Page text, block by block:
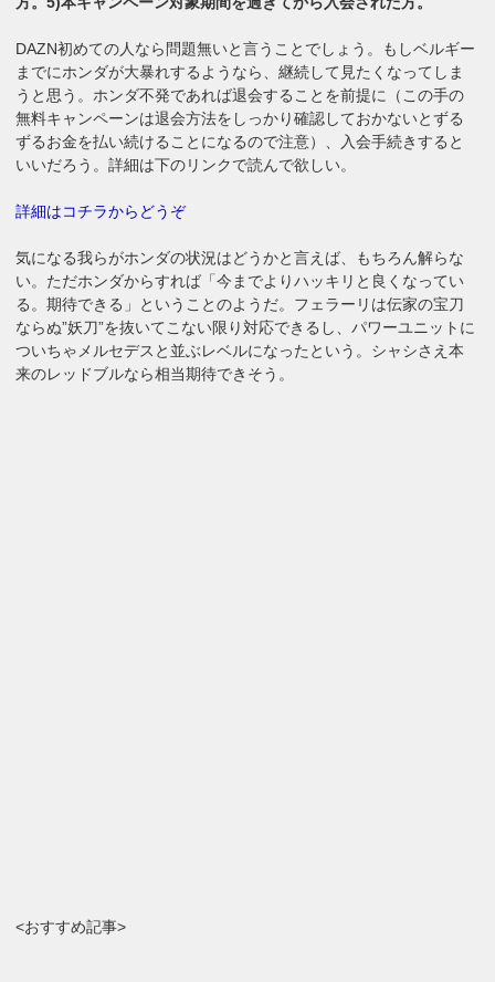
DAZN初めての人なら問題無いと言うことでしょう。もしベルギー
までにホンダが大暴れするようなら、継続して見たくなってしま
うと思う。ホンダ不発であれば退会することを前提に（この手の
無料キャンペーンは退会方法をしっかり確認しておかないとずる
ずるお金を払い続けることになるので注意）、入会手続きすると
いいだろう。詳細は下のリンクで読んで欲しい。
詳細はコチラからどうぞ
気になる我らがホンダの状況はどうかと言えば、もちろん解らな
い。ただホンダからすれば「今までよりハッキリと良くなってい
る。期待できる」ということのようだ。フェラーリは伝家の宝刀
ならぬ”妖刀”を抜いてこない限り対応できるし、パワーユニットに
ついちゃメルセデスと並ぶレベルになったという。シャシさえ本
来のレッドブルなら相当期待できそう。
<おすすめ記事>